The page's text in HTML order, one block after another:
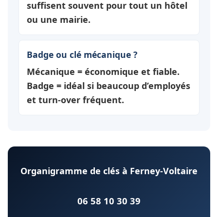
suffisent souvent pour tout un hôtel
ou une mairie.
Badge ou clé mécanique ?
Mécanique = économique et fiable.
Badge = idéal si beaucoup d’employés
et turn-over fréquent.
Organigramme de clés à Ferney-Voltaire
06 58 10 30 39